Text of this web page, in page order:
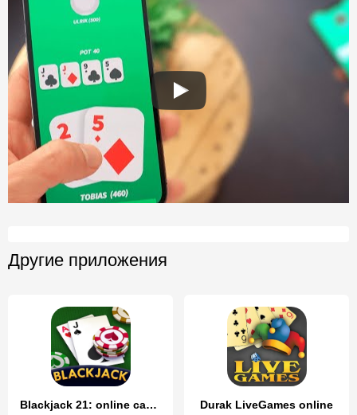
Другие приложения
Blackjack 21: online casino Durak LiveGames online